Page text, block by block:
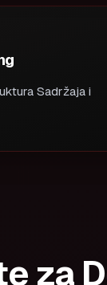
Sadržaja i
za